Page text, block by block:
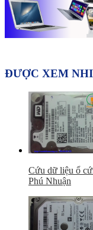
ĐƯỢC XEM
Cứu dữ liệu ổ
Phú Nhuận